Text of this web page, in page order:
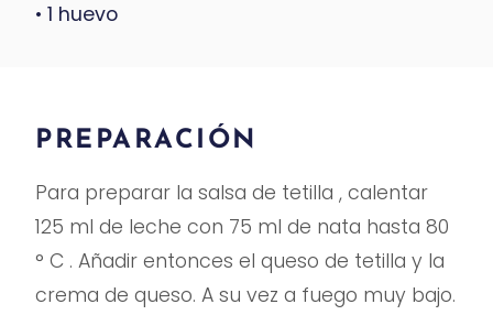
• 1 huevo
PREPARACIÓN
Para preparar la salsa de tetilla , calentar
125 ml de leche con 75 ml de nata hasta 80
° C . Añadir entonces el queso de tetilla y la
crema de queso. A su vez a fuego muy bajo.